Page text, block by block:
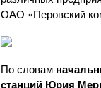
ОАО «Перовский
По словам
станций Юрия